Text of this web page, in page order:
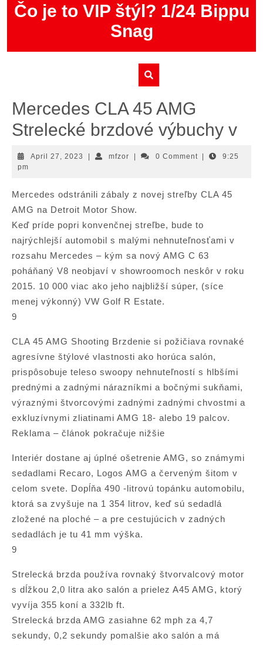
SkipČo je to VIP štýl? 1/24 Bippu
Snag
Mercedes CLA 45 AMG
Strelecké brzdové výbuchy v
April 27, 2023 April
mfzormfzor 0 Comment
9:25
pm
Mercedes odstránili zábaly z novej streľby CLA 45
AMG na Detroit Motor Show.
Keď príde popri konvenčnej streľbe, bude to
najrýchlejší automobil s malými nehnuteľnosťami v
rozsahu Mercedes – kým sa nový AMG C 63
poháňaný V8 neobjaví v showroomoch neskôr v roku
2015. 10 000 viac ako jeho najbližší súper, (síce
menej výkonný) VW Golf R Estate.
9
CLA 45 AMG Shooting Brzdenie si požičiava rovnaké
agresívne štýlové vlastnosti ako horúca salón,
prispôsobuje teleso swoopy nehnuteľností s hlbšími
prednými a zadnými nárazníkmi a bočnými sukňami,
výraznými štvorcovými zadnými zadnými chvostmi a
exkluzívnymi zliatinami AMG 18- alebo 19 palcov.
Reklama – článok pokračuje nižšie
Interiér dostane aj úplné ošetrenie AMG, so známymi
sedadlami Recaro, Logos AMG a červeným šitom v
celom svete. Dopĺňa 490 -litrovú topánku automobilu,
ktorá sa zvyšuje na 1 354 litrov, keď sú sedadlá
zložené na ploché – a pre cestujúcich v zadných
sedadlách je tu 41 mm výška.
9
Strelecká brzda používa rovnaký štvorvalcový motor
s dĺžkou 2,0 litra ako salón a prielez A45 AMG, ktorý
vyvíja 355 koní a 332lb ft.
Strelecká brzda AMG zasiahne 62 mph za 4,7
sekundy, 0,2 sekundy pomalšie ako salón a má